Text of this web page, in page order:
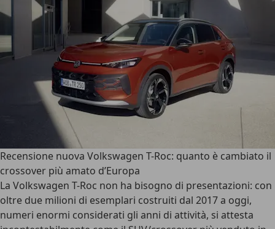
Recensione nuova Volkswagen T-Roc: quanto è cambiato il
crossover più amato d’Europa
La Volkswagen T-Roc non ha bisogno di presentazioni: con
oltre due milioni di esemplari costruiti dal 2017 a oggi,
numeri enormi considerati gli anni di attività, si attesta